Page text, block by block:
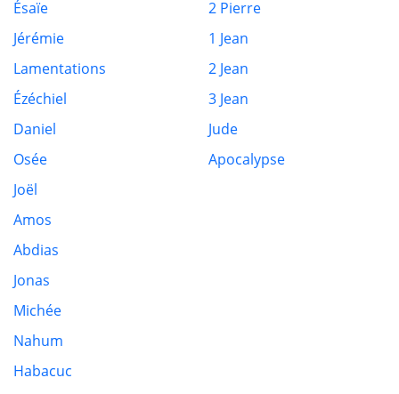
Ésaïe
Jérémie
Lamentations
Ézéchiel
Daniel
Osée
Joël
Amos
Abdias
Jonas
Michée
Nahum
Habacuc
2 Pierre
1 Jean
2 Jean
3 Jean
Jude
Apocalypse